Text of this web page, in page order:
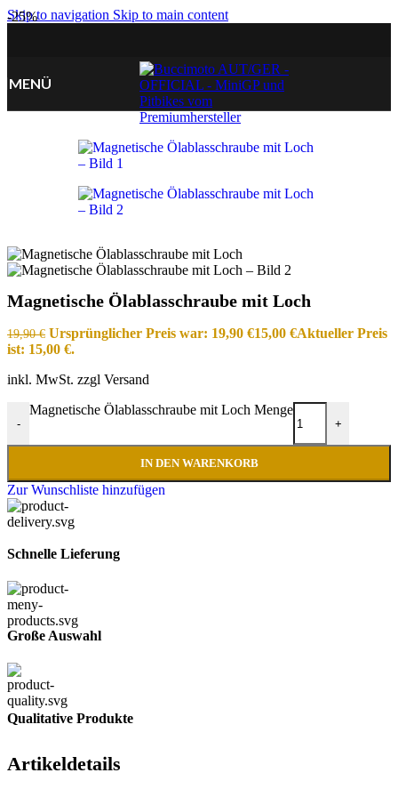
Skip to navigation Skip to main content
MENÜ
-25%
Magnetische Ölablasschraube mit Loch
19,90€ Ursprünglicher Preis war: 19,90 €15,00 €Aktueller Preis
ist: 15,00 €.
inkl. MwSt. zzgl Versand
-
Magnetische Ölablasschraube mit Loch Menge
+
IN DEN WARENKORB
Zur Wunschliste hinzufügen
Schnelle Lieferung
Große Auswahl
Qualitative Produkte
Artikeldetails